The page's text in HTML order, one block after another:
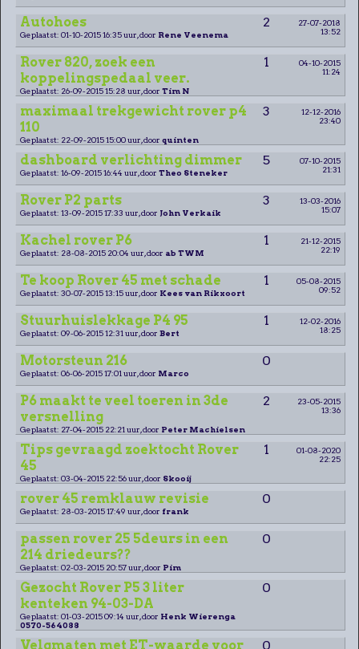
Autohoes 2
27-07-2018
13:52
Geplaatst: 01-10-2015 16:35 uur, door Rene Veenema
Rover 820, zoek een
koppelingspedaal veer.
1
04-10-2015
11:24
Geplaatst: 26-09-2015 15:28 uur, door Tim N
maximaal trekgewicht rover p4
110
3
12-12-2016
23:40
Geplaatst: 22-09-2015 15:00 uur, door quinten
dashboard verlichting dimmer 5
07-10-2015
21:31
Geplaatst: 16-09-2015 16:44 uur, door Theo Steneker
Rover P2 parts 3
13-03-2016
15:07
Geplaatst: 13-09-2015 17:33 uur, door John Verkaik
Kachel rover P6 1
21-12-2015
22:19
Geplaatst: 28-08-2015 20:04 uur, door ab TWM
Te koop Rover 45 met schade 1
05-08-2015
09:52
Geplaatst: 30-07-2015 13:15 uur, door Kees van Rikxoort
Stuurhuislekkage P4 95 1
12-02-2016
18:25
Geplaatst: 09-06-2015 12:31 uur, door Bert
Motorsteun 216 0
Geplaatst: 06-06-2015 17:01 uur, door Marco
P6 maakt te veel toeren in 3de
versnelling
2
23-05-2015
13:36
Geplaatst: 27-04-2015 22:21 uur, door Peter Machielsen
Tips gevraagd zoektocht Rover
45
1
01-08-2020
22:25
Geplaatst: 03-04-2015 22:56 uur, door Skooij
rover 45 remklauw revisie 0
Geplaatst: 28-03-2015 17:49 uur, door frank
passen rover 25 5deurs in een
214 driedeurs??
0
Geplaatst: 02-03-2015 20:57 uur, door Pim
Gezocht Rover P5 3 liter
kenteken 94-03-DA
0
Geplaatst: 01-03-2015 09:14 uur, door Henk Wierenga
0570-564088
Velgmaten met ET-waarde voor
0